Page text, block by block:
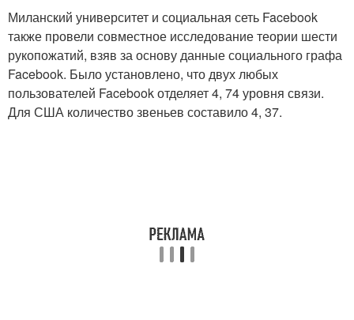
Миланский университет и социальная сеть Facebook
также провели совместное исследование теории шести
рукопожатий, взяв за основу данные социального графа
Facebook. Было установлено, что двух любых
пользователей Facebook отделяет 4, 74 уровня связи.
Для США количество звеньев составило 4, 37.